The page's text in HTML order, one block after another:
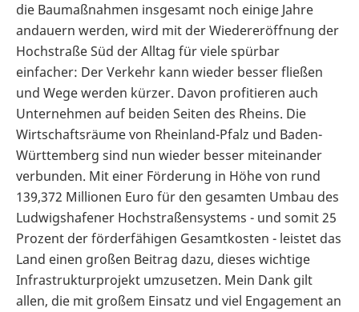
die Baumaßnahmen insgesamt noch einige Jahre
andauern werden, wird mit der Wiedereröffnung der
Hochstraße Süd der Alltag für viele spürbar
einfacher: Der Verkehr kann wieder besser fließen
und Wege werden kürzer. Davon profitieren auch
Unternehmen auf beiden Seiten des Rheins. Die
Wirtschaftsräume von Rheinland-Pfalz und Baden-
Württemberg sind nun wieder besser miteinander
verbunden. Mit einer Förderung in Höhe von rund
139,372 Millionen Euro für den gesamten Umbau des
Ludwigshafener Hochstraßensystems - und somit 25
Prozent der förderfähigen Gesamtkosten - leistet das
Land einen großen Beitrag dazu, dieses wichtige
Infrastrukturprojekt umzusetzen. Mein Dank gilt
allen, die mit großem Einsatz und viel Engagement an